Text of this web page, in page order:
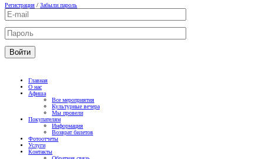
Регистрация / Забыли пароль
Главная
О нас
Афиша
Все мероприятия
Культурные вечера
Мы провели
Покупателям
Информация
Возврат билетов
Фотоотчеты
Услуги
Контакты